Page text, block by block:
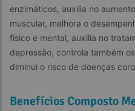
enzimáticos, auxilia no
muscular, melhora o
físico e mental, auxilia no
depressão, controla também
diminui o risco de doenças
Benefícios Composto